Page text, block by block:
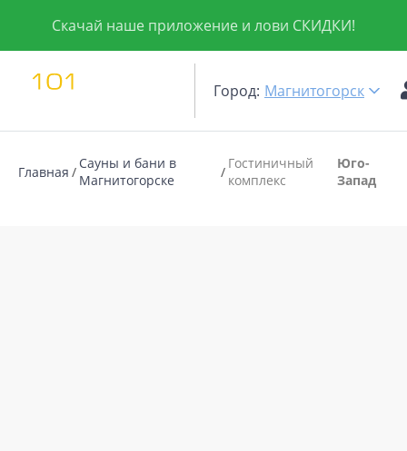
Скачай наше приложение и лови СКИДКИ!
Город: Магнитогорск
Главная
Сауны и бани в
Магнитогорске
Гостиничный
комплекс
Юго-
Запад